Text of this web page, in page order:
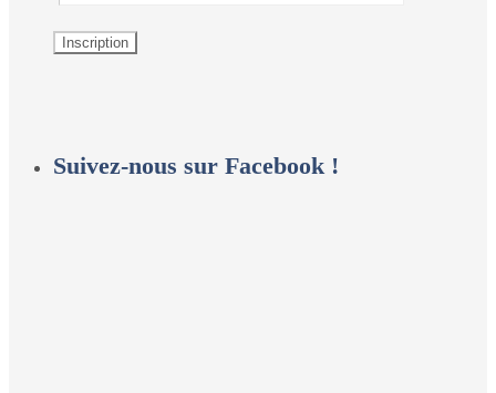
Suivez-nous sur Facebook !